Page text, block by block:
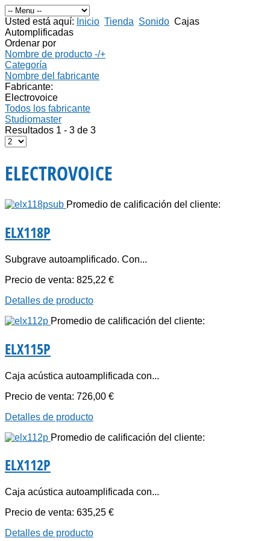
Usted está aquí: Inicio Tienda Sonido Cajas
Automplificadas
Ordenar por
Nombre de producto -/+
Categoría
Nombre del fabricante
Fabricante:
Electrovoice
Todos los fabricante
Studiomaster
Resultados 1 - 3 de 3
ELECTROVOICE
Promedio de calificación del cliente:
ELX118P
Subgrave autoamplificado. Con...
Precio de venta: 825,22 €
Detalles de producto
Promedio de calificación del cliente:
ELX115P
Caja acústica autoamplificada con...
Precio de venta: 726,00 €
Detalles de producto
Promedio de calificación del cliente:
ELX112P
Caja acústica autoamplificada con...
Precio de venta: 635,25 €
Detalles de producto